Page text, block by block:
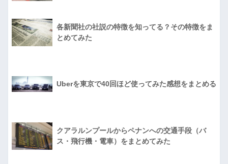
各新聞社の社説の特徴を知ってる？その特徴をま
とめてみた
Uberを東京で40回ほど使ってみた感想をまとめる
クアラルンプールからペナンへの交通手段（バ
ス・飛行機・電車）をまとめてみた